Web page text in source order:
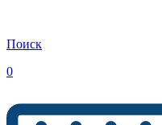
Поиск
0